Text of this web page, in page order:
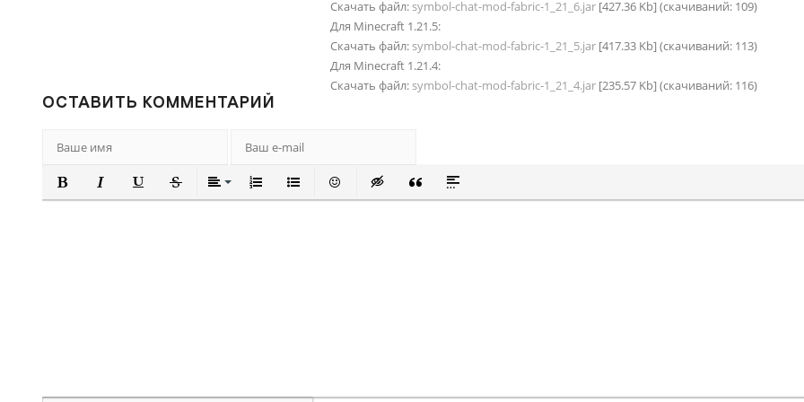
Скачать файл:symbol-chat-mod-fabric-1_21_6.jar [427.36 Kb] (cкачиваний: 109)
Для Minecraft 1.21.5:
Скачать файл:symbol-chat-mod-fabric-1_21_5.jar [417.33 Kb] (cкачиваний: 113)
Для Minecraft 1.21.4:
Скачать файл:symbol-chat-mod-fabric-1_21_4.jar [235.57 Kb] (cкачиваний: 116)
ОСТАВИТЬ КОММЕНТАРИЙ
ПОЛУЖИРНЫЙ
КУРСИВПОДЧЕРКНУТЫЙ
ЗАЧЕРКНУТЫЙВЫРАВНИВАНИЕ
НУМЕРОВАННЫЙ СПИСОК
МАРКИРОВАННЫЙ СПИСОК
ВСТАВИТЬ СМАЙЛИК
ВСТАВКА СКРЫТОГО ТЕКСТА
ВСТАВКА ЦИТАТЫ
ВСТАВКА СПОЙЛЕРА